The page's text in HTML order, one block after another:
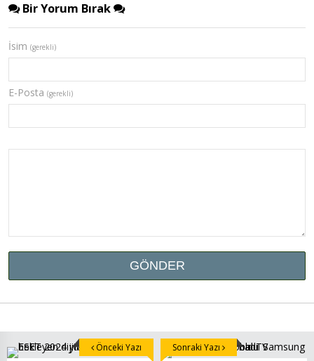
Bir Yorum Bırak
İsim (gerekli)
E-Posta (gerekli)
Önceki Yazı Sonraki Yazı